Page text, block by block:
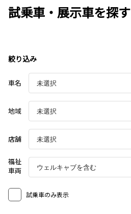
試乗車・展示車を探す
絞り込み
車名
地域
店舗
福祉
車両
試乗車のみ表示